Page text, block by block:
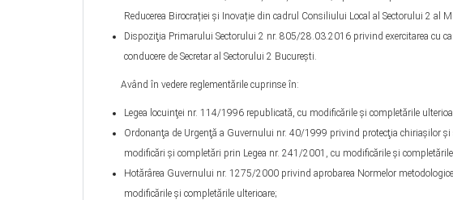
Reducerea Birocrației și Inovație din cadrul Consiliului Local al Sectorului 2 al
Dispoziţia Primarului Sectorului 2 nr. 805/28.03.2016 privind exercitarea cu
conducere de Secretar al Sectorului 2 Bucureşti.
Având în vedere reglementările cuprinse în:
Legea locuinţei nr. 114/1996 republicată, cu modificările şi completările
Ordonanţa de Urgenţă a Guvernului nr. 40/1999 privind protecţia chiriaşilor
modificări şi completări prin Legea nr. 241/2001, cu modificările şi
Hotărârea Guvernului nr. 1275/2000 privind aprobarea Normelor
modificările şi completările ulterioare;